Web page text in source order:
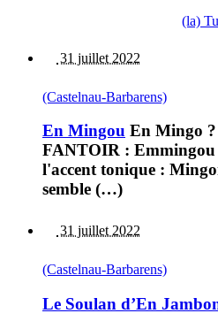
(la)
31 juillet 2022
(Castelnau-Barbarens)
En Mingou En Mingo ?
FANTOIR : Emmingou
l'accent tonique :
semble (…)
31 juillet 2022
(Castelnau-Barbarens)
Le Soulan d’En